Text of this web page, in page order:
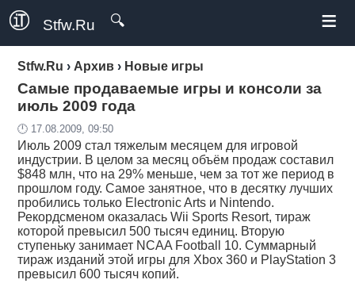
Stfw.Ru 🔍 ≡
Stfw.Ru › Архив › Новые игры
Самые продаваемые игры и консоли за
июль 2009 года
🕛 17.08.2009, 09:50
Июль 2009 стал тяжелым месяцем для игровой
индустрии. В целом за месяц объём продаж составил
$848 млн, что на 29% меньше, чем за тот же период в
прошлом году. Самое занятное, что в десятку лучших
пробились только Electronic Arts и Nintendo.
Рекордсменом оказалась Wii Sports Resort, тираж
которой превысил 500 тысяч единиц. Вторую
ступеньку занимает NCAA Football 10. Суммарный
тираж изданий этой игры для Xbox 360 и PlayStation 3
превысил 600 тысяч копий.